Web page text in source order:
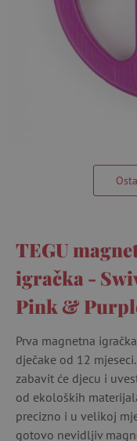
TEGU
igračka -
Pink &
Prva magnetna
dječake od 12
zabavit će djecu i
od ekoloških
precizno i ​​u velikoj
gotovo nevidljiv